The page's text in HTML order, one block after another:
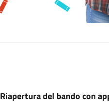
Riapertura del bando con